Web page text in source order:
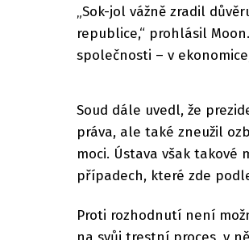
„Sok-jol vážně zradil
republice,“ prohlásil
společnosti – v
Soud dále uvedl, že
práva, ale také zneužil
moci. Ústava však takové
případech, které zde
Proti rozhodnutí není